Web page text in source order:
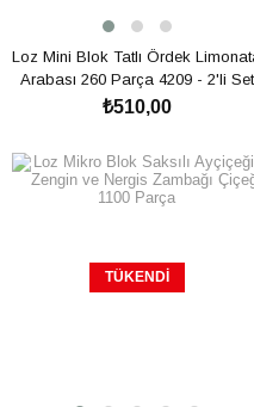
Loz Mini Blok Tatlı Ördek
Arabası 260 Parça 4209 - 2'li Set
₺510,00
TÜKENDI